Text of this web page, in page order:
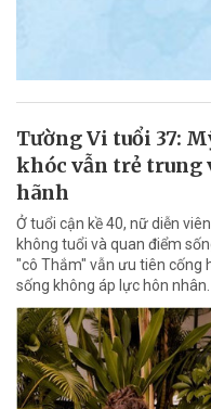
Tường Vi tuổi 37:
khóc vẫn trẻ trung
hãnh
Ở tuổi cận kề 40, nữ diễn
không tuổi và quan điểm
"cô Thắm" vẫn ưu tiên cống
sống không áp lực hôn nhân.